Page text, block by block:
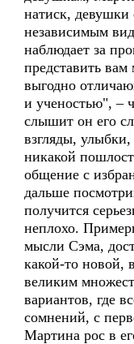
натиск,
независимым
наблюдает за
представить вам
выгодно
и ученостью", –
слышит он его
взгляды,
никакой
общение с
дальше
получится
неплохо.
мысли Сэма,
какой-то новой,
великим
вариантов, где
сомнений, с
Мартина рос в